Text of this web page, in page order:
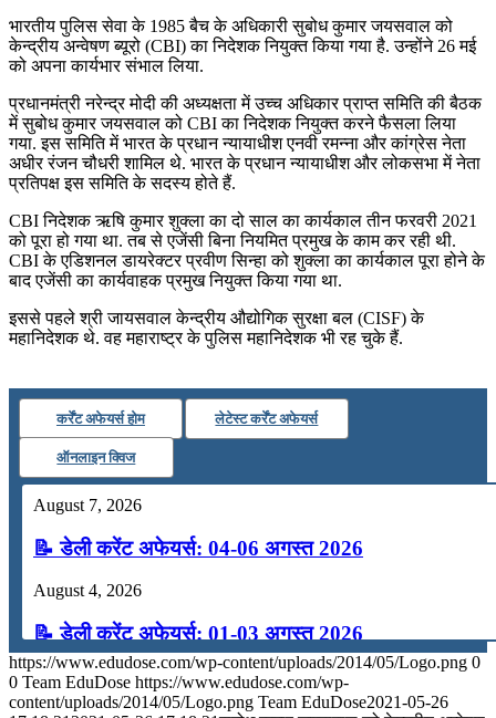
📝 डेली करेंट अफेयर्स: 22-24 जुलाई 2026
July 22, 2026
📝 डेली करेंट अफेयर्स: 19-21 जुलाई 2026
July 19, 2026
📝 डेली करेंट अफेयर्स: 16-18 जुलाई 2026
भारतीय पुलिस सेवा के 1985 बैच के अधिकारी सुबोध कुमार जयसवाल को
केन्‍द्रीय अन्‍वेषण ब्‍यूरो (CBI) का निदेशक नियुक्‍त किया गया है. उन्होंने 26 मई
को अपना कार्यभार संभाल लिया.
प्रधानमंत्री नरेन्‍द्र मोदी की अध्यक्षता में उच्‍च अधिकार प्राप्‍त समिति की बैठक
में सुबोध कुमार जयसवाल को CBI का निदेशक नियुक्‍त करने फैसला लिया
गया. इस समिति में भारत के प्रधान न्‍यायाधीश एनवी रमन्‍ना और कांग्रेस नेता
अधीर रंजन चौधरी शामिल थे. भारत के प्रधान न्यायाधीश और लोकसभा में नेता
प्रतिपक्ष इस समिति के सदस्य होते हैं.
CBI निदेशक ऋषि कुमार शुक्ला का दो साल का कार्यकाल तीन फरवरी 2021
को पूरा हो गया था. तब से एजेंसी बिना नियमित प्रमुख के काम कर रही थी.
CBI के एडिशनल डायरेक्टर प्रवीण सिन्हा को शुक्ला का कार्यकाल पूरा होने के
बाद एजेंसी का कार्यवाहक प्रमुख नियुक्त किया गया था.
इससे पहले श्री जायसवाल केन्‍द्रीय औद्योगिक सुरक्षा बल (CISF) के
महानिदेशक थे. वह महाराष्ट्र के पुलिस महानिदेशक भी रह चुके हैं.
कर्रेंट अफेयर्स होम लेटेस्ट कर्रेंट अफेयर्स
ऑनलाइन क्विज
August 7, 2026
📝 डेली करेंट अफेयर्स: 04-06 अगस्त 2026
August 4, 2026
📝 डेली करेंट अफेयर्स: 01-03 अगस्त 2026
July 31, 2026
https://www.edudose.com/wp-content/uploads/2014/05/Logo.png 0
0 Team EduDose https://www.edudose.com/wp-
content/uploads/2014/05/Logo.png Team EduDose2021-05-26